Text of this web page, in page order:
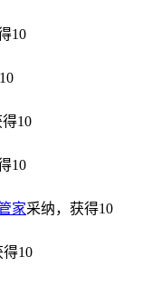
10
10
得10
10
家采纳，获得10
得10